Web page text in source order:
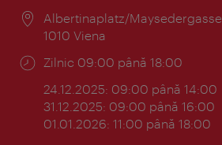
Locul:
Albertinaplatz/Maysedergasse
1010 Viena
Program:
Zilnic 09:00 până 18:00
24.12.2025: 09:00 până 14:00
31.12.2025: 09:00 până 16:00
01.01.2026: 11:00 până 18:00